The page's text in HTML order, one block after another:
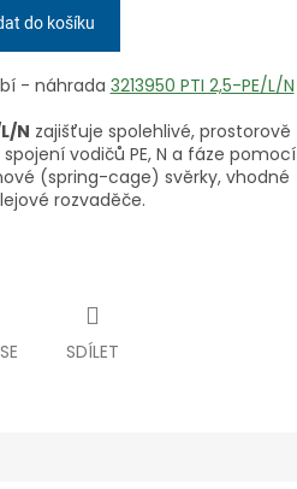
do košíku
- náhrada 3213950 PTI 2,5-PE/L/N
N zajišťuje spolehlivé, prostorově
vodičů PE, N a fáze pomocí
(spring-cage) svěrky, vhodné
rozvaděče.
SDÍLET